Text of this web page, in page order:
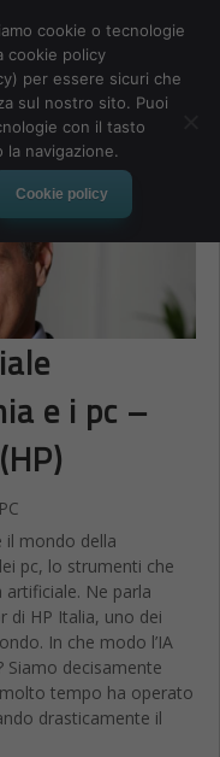
e i pc –
PC
il mondo della
pc, lo strumenti che
artificiale. Ne parla
di HP Italia, uno dei
In che modo l’IA
decisamente
molto tempo ha operato
drasticamente il
cookie o tecnologie
cookie policy
per essere sicuri che
sul nostro sito. Puoi
con il tasto
navigazione.
Cookie policy